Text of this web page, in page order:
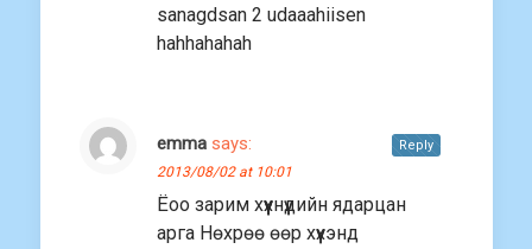
sanagdsan 2 udaaahiisen
hahhahahah
emma says:
2013/08/02 at 10:01
Ёоо зарим хүүүхнүүдийн ядарцан
арга Нөхрөө өөр хүүхэнд
Reply